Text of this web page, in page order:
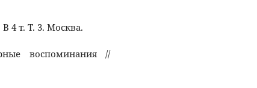
4 т. Т. 3. Москва.
воспоминания //